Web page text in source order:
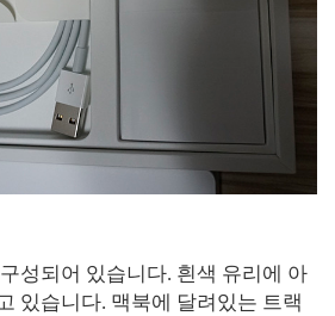
성되어 있습니다. 흰색 유리에 아
있습니다. 맥북에 달려있는 트랙